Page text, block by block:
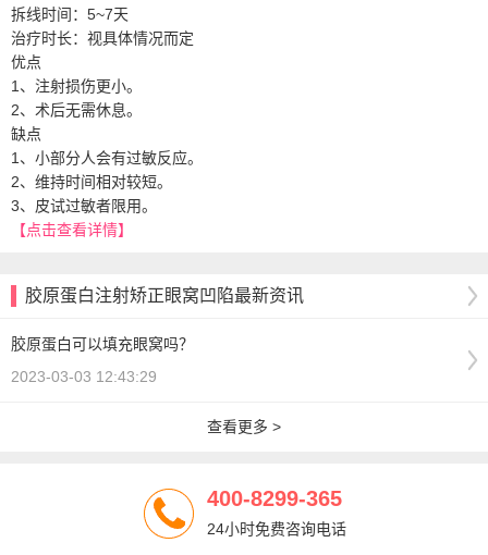
拆线时间：5~7天
治疗时长：视具体情况而定
优点
1、注射损伤更小。
2、术后无需休息。
缺点
1、小部分人会有过敏反应。
2、维持时间相对较短。
3、皮试过敏者限用。
【点击查看详情】
胶原蛋白注射矫正眼窝凹陷最新资讯
胶原蛋白可以填充眼窝吗？
2023-03-03 12:43:29
查看更多 >
400-8299-365
24小时免费咨询电话